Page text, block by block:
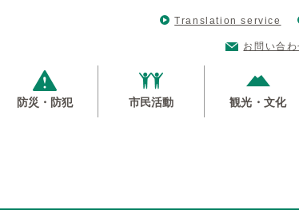
Translation service
お問い合わ
防災・防犯 市民活動 観光・文化